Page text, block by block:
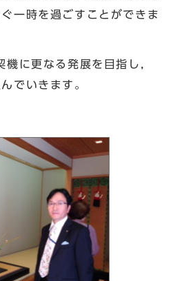
一時を過ごすことができま
に更なる発展を目指し，
でいきます。